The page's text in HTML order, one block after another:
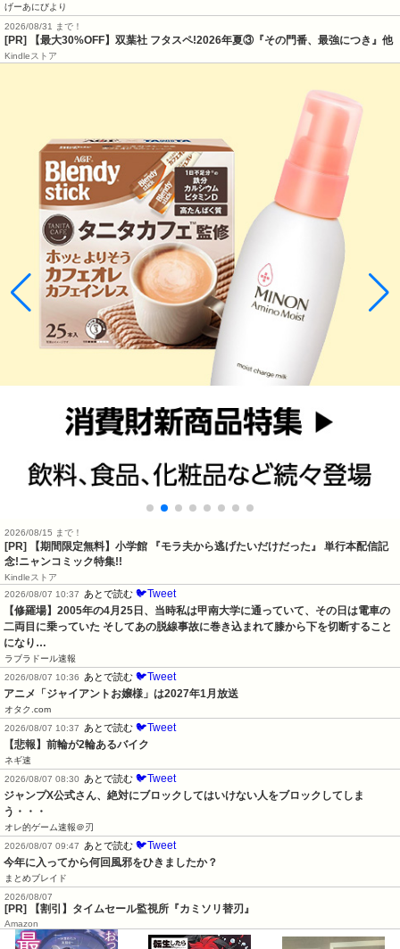
げーあにびより
2026/08/31 まで！
[PR] 【最大30%OFF】双葉社 フタスペ!2026年夏③『その門番、最強につき』他
Kindleストア
2026/08/15 まで！
[PR] 【期間限定無料】小学館 『モラ夫から逃げたいだけだった』 単行本配信記
念!ニャンコミック特集!!
Kindleストア
2026/08/07 10:37 あとで読む 🐦Tweet
【修羅場】2005年の4月25日、当時私は甲南大学に通っていて、その日は電車の
二両目に乗っていた そしてあの脱線事故に巻き込まれて膝から下を切断すること
になり…
ラブラドール速報
2026/08/07 10:36 あとで読む 🐦Tweet
アニメ「ジャイアントお嬢様」は2027年1月放送
オタク.com
2026/08/07 10:37 あとで読む 🐦Tweet
【悲報】前輪が2輪あるバイク
ネギ速
2026/08/07 08:30 あとで読む 🐦Tweet
ジャンプX公式さん、絶対にブロックしてはいけない人をブロックしてしま
う・・・
オレ的ゲーム速報＠刃
2026/08/07 09:47 あとで読む 🐦Tweet
今年に入ってから何回風邪をひきましたか？
まとめブレイド
2026/08/07
[PR] 【割引】タイムセール監視所『カミソリ替刃』
Amazon